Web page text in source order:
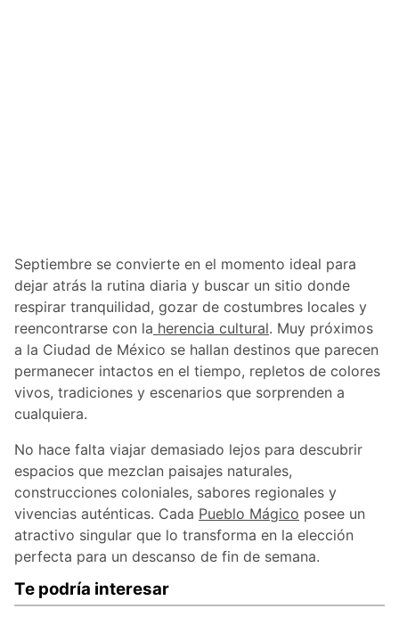
Septiembre se convierte en el momento ideal para
dejar atrás la rutina diaria y buscar un sitio donde
respirar tranquilidad, gozar de costumbres locales y
reencontrarse con la herencia cultural. Muy próximos
a la Ciudad de México se hallan destinos que parecen
permanecer intactos en el tiempo, repletos de colores
vivos, tradiciones y escenarios que sorprenden a
cualquiera.
No hace falta viajar demasiado lejos para descubrir
espacios que mezclan paisajes naturales,
construcciones coloniales, sabores regionales y
vivencias auténticas. Cada Pueblo Mágico posee un
atractivo singular que lo transforma en la elección
perfecta para un descanso de fin de semana.
Te podría interesar